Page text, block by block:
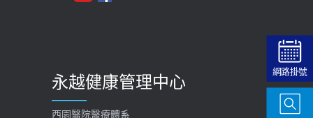
永越健康管理中心
西園醫院醫療體系
網路掛號